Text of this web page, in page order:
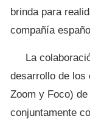
brinda para
compañía
La
desarrollo de los
Zoom y Foco)
conjuntamente